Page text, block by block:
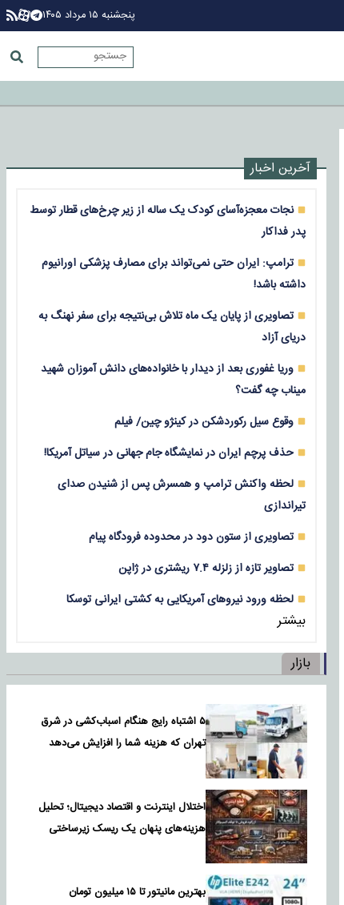
پنجشنبه ۱۵ مرداد ۱۴۰۵
آخرین اخبار
نجات معجزه‌آسای کودک یک ساله از زیر چرخ‌های قطار توسط
پدر فداکار
ترامپ: ایران حتی نمی‌تواند برای مصارف پزشکی اورانیوم
داشته باشد!
تصاویری از پایان یک ماه تلاش بی‌نتیجه برای سفر نهنگ به
دریای آزاد
وریا غفوری بعد از دیدار با خانواده‌های دانش آموزان شهید
میناب چه گفت؟
وقوع سیل رکوردشکن در کینژو چین/ فیلم
حذف پرچم ایران در نمایشگاه جام جهانی در سیاتل آمریکا!
لحظه واکنش ترامپ و همسرش پس از شنیدن صدای
تیراندازی
تصاویری از ستون دود در محدوده فرودگاه پیام
تصاویر تازه از زلزله‌ ۷.۴ ریشتری در ژاپن
لحظه ورود نیروهای آمریکایی به کشتی ایرانی توسکا
بیشتر
بازار
۵ اشتباه رایج هنگام اسباب‌کشی در شرق
تهران که هزینه شما را افزایش می‌دهد
اختلال اینترنت و اقتصاد دیجیتال؛ تحلیل
هزینه‌های پنهان یک ریسک زیرساختی
بهترین مانیتور تا ۱۵ میلیون تومان